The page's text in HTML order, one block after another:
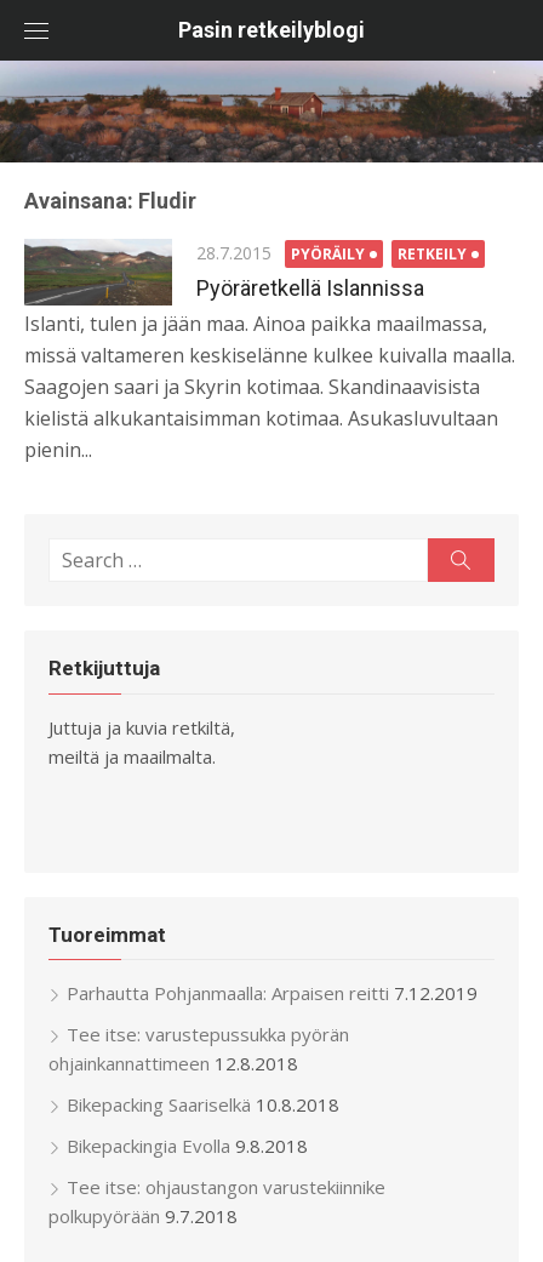
content
Pasin retkeilyblogi
Avainsana: Fludir
Posted
on
28.7.2015 PYÖRÄILY RETKEILY
Pyöräretkellä Islannissa
Islanti, tulen ja jään maa. Ainoa paikka maailmassa,
missä valtameren keskiselänne kulkee kuivalla maalla.
Saagojen saari ja Skyrin kotimaa. Skandinaavisista
kielistä alkukantaisimman kotimaa. Asukasluvultaan
pienin...
Search
Retkijuttuja
Juttuja ja kuvia retkiltä,
meiltä ja maailmalta.
Tuoreimmat
Parhautta Pohjanmaalla: Arpaisen reitti 7.12.2019
Tee itse: varustepussukka pyörän
ohjainkannattimeen 12.8.2018
Bikepacking Saariselkä 10.8.2018
Bikepackingia Evolla 9.8.2018
Tee itse: ohjaustangon varustekiinnike
polkupyörään 9.7.2018